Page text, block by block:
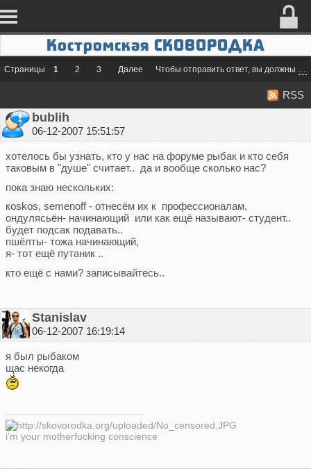
Костромская СКОВОРОДКА
Страницы 1 2 3 Далее Чтобы отправить ответ, вы должны
RSS
bublih
06-12-2007 15:51:57
хотелось бы узнать, кто у нас на форуме рыбак и кто себя
таковым в "душе" считает.. да и вообще сколько нас?
пока знаю нескольких:
кoskos, semenoff - отнесём их к профессионалам,
ондулясьён- начинающий или как ещё называют- студент..
будет подсак подавать..
пшёлты- тожа начинающий,
я- тот ещё путаник ..
кто ещё с нами? записывайтесь..
Stanislav
06-12-2007 16:19:14
я был рыбаком
щас некогда
i'm your motherfucking conscience